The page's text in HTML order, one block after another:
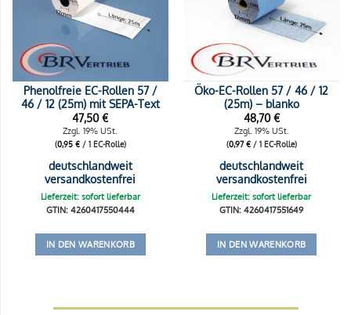
Phenolfreie EC-Rollen 57 /
46 / 12 (25m) mit SEPA-Text
47,50€
Zzgl. 19% USt.
(0,95 €/ 1 EC-Rolle)
deutschlandweit
versandkostenfrei
Lieferzeit: sofort lieferbar
GTIN: 4260417550444
IN DEN WARENKORB
Öko-EC-Rollen 57 / 46 / 12
(25m) – blanko
48,70€
Zzgl. 19% USt.
(0,97€/ 1 EC-Rolle)
deutschlandweit
versandkostenfrei
Lieferzeit: sofort lieferbar
GTIN: 4260417551649
IN DEN WARENKORB